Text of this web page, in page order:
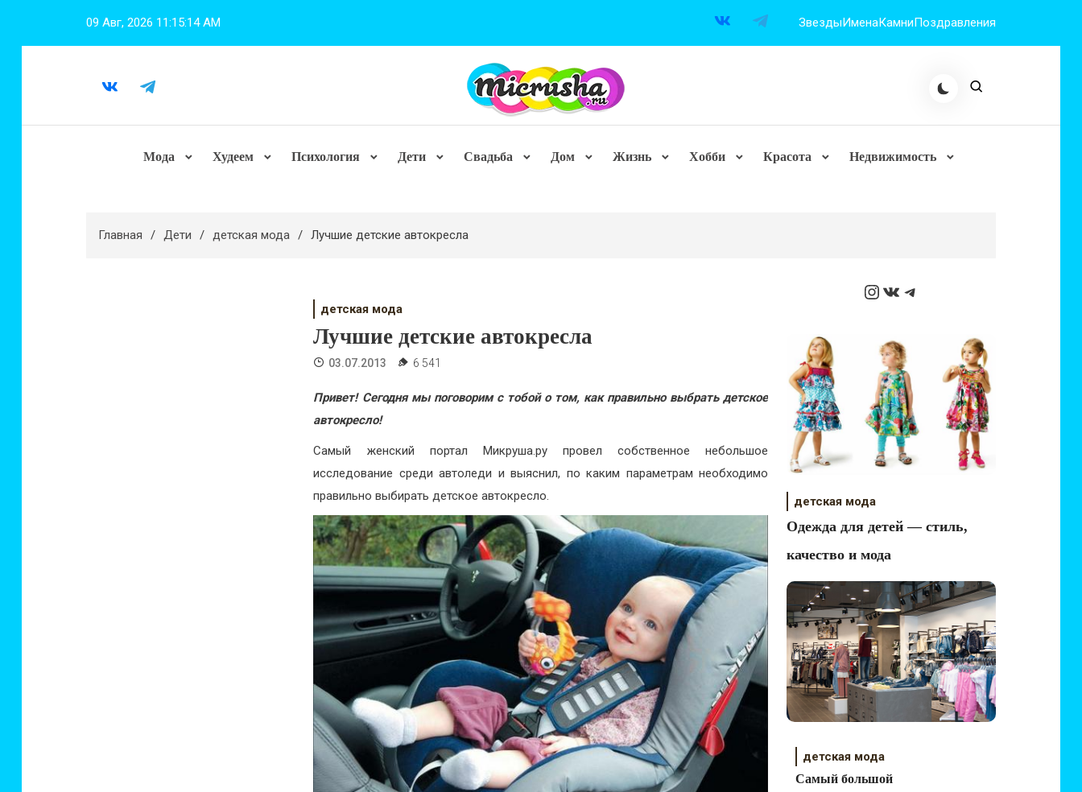
09 Авг, 2026 11:15:15 AM ЗвездыИменаКамниПоздравления
Мода Худеем Психология Дети Свадьба Дом Жизнь Хобби Красота Недвижимость
Главная Дети детская мода Лучшие детские автокресла
детская мода
Лучшие детские автокресла
03.07.2013 6 541
Привет! Сегодня мы поговорим с тобой о том, как правильно выбрать детское
автокресло!
Самый женский портал Микруша.ру провел собственное небольшое
исследование среди автоледи и выяснил, по каким параметрам необходимо
правильно выбирать детское автокресло.
Instagram
ВКонтакте
Telegram
детская мода
Одежда для детей — стиль,
качество и мода
детская мода
Самый большой